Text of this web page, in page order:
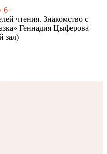
6+
чтения. Знакомство с
Геннадия Цыферова
зал)